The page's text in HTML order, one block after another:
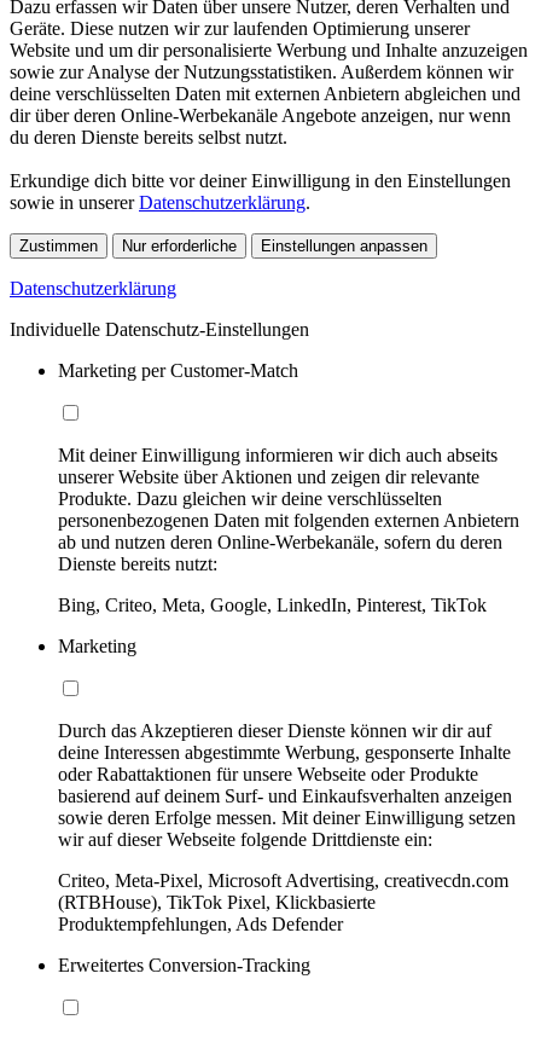
Dazu erfassen wir Daten über unsere Nutzer, deren Verhalten und
Geräte. Diese nutzen wir zur laufenden Optimierung unserer
Website und um dir personalisierte Werbung und Inhalte anzuzeigen
sowie zur Analyse der Nutzungsstatistiken. Außerdem können wir
deine verschlüsselten Daten mit externen Anbietern abgleichen und
dir über deren Online-Werbekanäle Angebote anzeigen, nur wenn
du deren Dienste bereits selbst nutzt.
Erkundige dich bitte vor deiner Einwilligung in den Einstellungen
sowie in unsererDatenschutzerklärung.
Zustimmen Nur erforderliche Einstellungen anpassen
Datenschutzerklärung
Individuelle Datenschutz-Einstellungen
Marketing per Customer-Match
Mit deiner Einwilligung informieren wir dich auch abseits
unserer Website über Aktionen und zeigen dir relevante
Produkte. Dazu gleichen wir deine verschlüsselten
personenbezogenen Daten mit folgenden externen Anbietern
ab und nutzen deren Online-Werbekanäle, sofern du deren
Dienste bereits nutzt:
Bing, Criteo, Meta, Google, LinkedIn, Pinterest, TikTok
Marketing
Durch das Akzeptieren dieser Dienste können wir dir auf
deine Interessen abgestimmte Werbung, gesponserte Inhalte
oder Rabattaktionen für unsere Webseite oder Produkte
basierend auf deinem Surf- und Einkaufsverhalten anzeigen
sowie deren Erfolge messen. Mit deiner Einwilligung setzen
wir auf dieser Webseite folgende Drittdienste ein:
Criteo, Meta-Pixel, Microsoft Advertising, creativecdn.com
(RTBHouse), TikTok Pixel, Klickbasierte
Produktempfehlungen, Ads Defender
Erweitertes Conversion-Tracking